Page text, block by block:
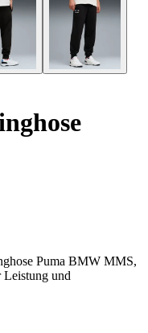
Puma BMW MMS,
Leistung und